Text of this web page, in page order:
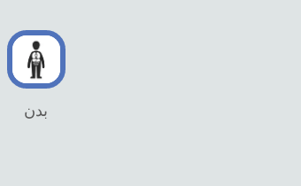
بدن